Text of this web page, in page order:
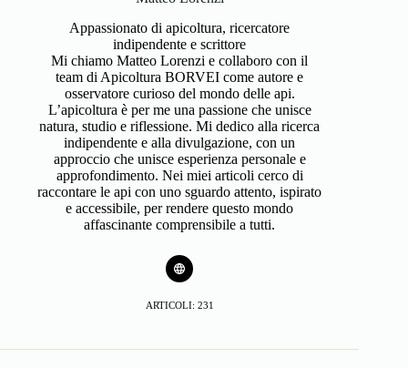
Appassionato di apicoltura, ricercatore
indipendente e scrittore
Mi chiamo Matteo Lorenzi e collaboro con il
team di Apicoltura BORVEI come autore e
osservatore curioso del mondo delle api.
L’apicoltura è per me una passione che unisce
natura, studio e riflessione. Mi dedico alla ricerca
indipendente e alla divulgazione, con un
approccio che unisce esperienza personale e
approfondimento. Nei miei articoli cerco di
raccontare le api con uno sguardo attento, ispirato
e accessibile, per rendere questo mondo
affascinante comprensibile a tutti.
ARTICOLI: 231